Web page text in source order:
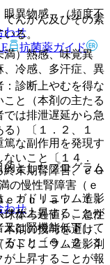
んかん及びその素
る。
診断上やむを得な
と（本剤の主たる
は排泄遅延から急
）〔１．２、１
末期腎障害、ｅＧ
の慢性腎障害（ｅ
ｅｒｕｌａｒ ｆｉ
体ろ過値）、急性
剤の投与を避け、
ドリニウム造影剤
上昇することが報
異物感、（頻度不
）熱感、味覚異
、冷感、多汗症、異
な副作用を発現す
いこと〔１４．
ガドリニウム造影
クが上昇することが
は腎機能低下して
こと〔９．２．１
わせ
抗菌薬ガイド
としたプログラム
わせ